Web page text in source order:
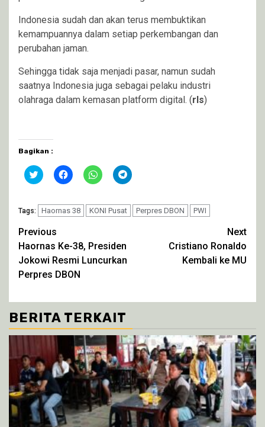
Indonesia sudah dan akan terus membuktikan
kemampuannya dalam setiap perkembangan dan
perubahan jaman.
Sehingga tidak saja menjadi pasar, namun sudah
saatnya Indonesia juga sebagai pelaku industri
olahraga dalam kemasan platform digital. (rls)
Bagikan :
Klik
untuk
Twitter(Membuka
di
jendela
yang
baru)
Klik
untuk
Facebook(Membuka
di
jendela
Klik
untuk
WhatsApp(Membuka
di
jendela
Klik
untuk
Telegram(Membuka
jendela
Tags: Haornas 38 KONI Pusat Perpres DBON PWI
Continue
Reading
Previous
Haornas Ke-38, Presiden
Jokowi Resmi Luncurkan
Perpres DBON
Next
Cristiano Ronaldo
Kembali ke MU
BERITA TERKAIT